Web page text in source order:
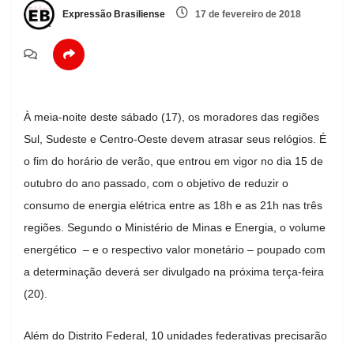
Expressão Brasiliense 17 de fevereiro de 2018
À meia-noite deste sábado (17), os moradores das regiões
Sul, Sudeste e Centro-Oeste devem atrasar seus relógios. É
o fim do horário de verão, que entrou em vigor no dia 15 de
outubro do ano passado, com o objetivo de reduzir o
consumo de energia elétrica entre as 18h e as 21h nas três
regiões. Segundo o Ministério de Minas e Energia, o volume
energético – e o respectivo valor monetário – poupado com
a determinação deverá ser divulgado na próxima terça-feira
(20).
Além do Distrito Federal, 10 unidades federativas precisarão